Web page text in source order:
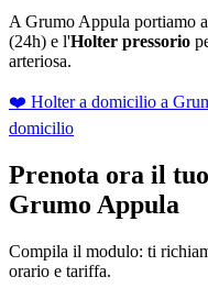
A Grumo Appula portiamo
(24h) e l'Holter pressorio
arteriosa.
❤️ Holter a domicilio a
domicilio
Prenota ora il
Grumo Appula
Compila il modulo: ti
orario e tariffa.